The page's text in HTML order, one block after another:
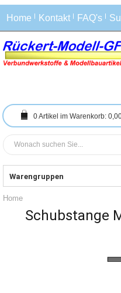
Home Kontakt FAQ's
0Artikel im Warenkorb:
Warengruppen
Home
Schubstange